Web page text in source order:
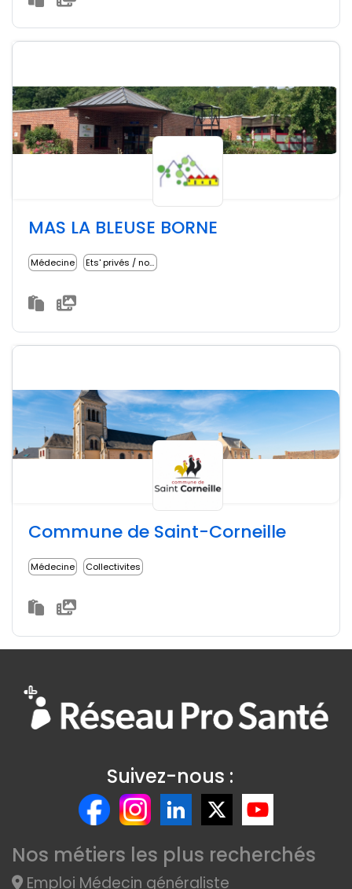
MAS LA BLEUSE BORNE
Médecine Ets' privés / non lucratifs
Commune de Saint-Corneille
Médecine Collectivites
Suivez-nous :
Nos métiers les plus recherchés
Emploi Médecin généraliste